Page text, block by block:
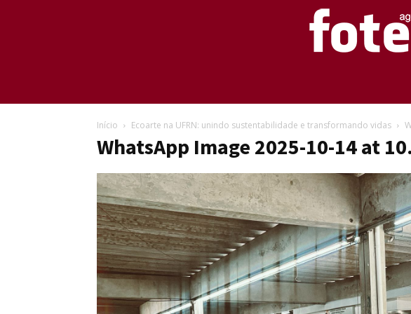
Início Ecoarte na UFRN: unindo sustentabilidade e transformando vidas
WhatsApp Image 2025-10-14 at